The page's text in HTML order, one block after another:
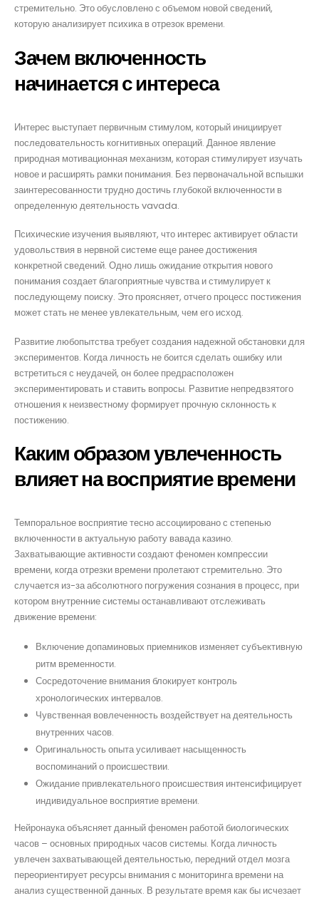
стремительно. Это обусловлено с объемом новой сведений,
которую анализирует психика в отрезок времени.
Зачем включенность
начинается с интереса
Интерес выступает первичным стимулом, который инициирует
последовательность когнитивных операций. Данное явление
природная мотивационная механизм, которая стимулирует изучать
новое и расширять рамки понимания. Без первоначальной вспышки
заинтересованности трудно достичь глубокой включенности в
определенную деятельность vavada.
Психические изучения выявляют, что интерес активирует области
удовольствия в нервной системе еще ранее достижения
конкретной сведений. Одно лишь ожидание открытия нового
понимания создает благоприятные чувства и стимулирует к
последующему поиску. Это проясняет, отчего процесс постижения
может стать не менее увлекательным, чем его исход.
Развитие любопытства требует создания надежной обстановки для
экспериментов. Когда личность не боится сделать ошибку или
встретиться с неудачей, он более предрасположен
экспериментировать и ставить вопросы. Развитие непредвзятого
отношения к неизвестному формирует прочную склонность к
постижению.
Каким образом увлеченность
влияет на восприятие времени
Темпоральное восприятие тесно ассоциировано с степенью
включенности в актуальную работу вавада казино.
Захватывающие активности создают феномен компрессии
времени, когда отрезки времени пролетают стремительно. Это
случается из-за абсолютного погружения сознания в процесс, при
котором внутренние системы останавливают отслеживать
движение времени:
Включение допаминовых приемников изменяет субъективную
ритм временности.
Сосредоточение внимания блокирует контроль
хронологических интервалов.
Чувственная вовлеченность воздействует на деятельность
внутренних часов.
Оригинальность опыта усиливает насыщенность
воспоминаний о происшествии.
Ожидание привлекательного происшествия интенсифицирует
индивидуальное восприятие времени.
Нейронаука объясняет данный феномен работой биологических
часов – основных природных часов системы. Когда личность
увлечен захватывающей деятельностью, передний отдел мозга
переориентирует ресурсы внимания с мониторинга времени на
анализ существенной данных. В результате время как бы исчезает